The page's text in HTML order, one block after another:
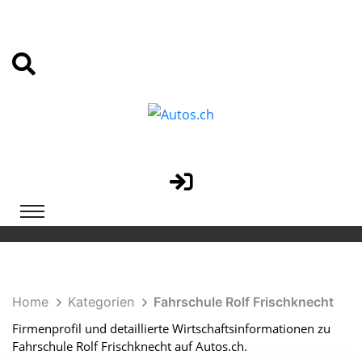
Home Kategorien
Fahrschule Rolf Frischknecht
Firmenprofil und detaillierte Wirtschaftsinformationen zu
Fahrschule Rolf Frischknecht auf Autos.ch.